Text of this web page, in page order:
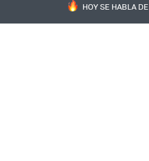
HOY SE HABLA DE